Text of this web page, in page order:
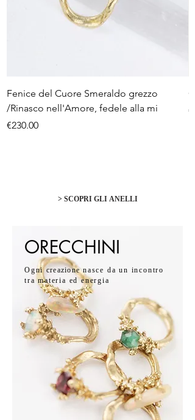
Fenice del Cuore Smeraldo grezzo
/Rinasco nell'Amore, fedele alla mi
Price
€230.00
> SCOPRI GLI ANELLI
Ognicreazionenasce da un incontro
tra materia ed energia
ORECCHINI